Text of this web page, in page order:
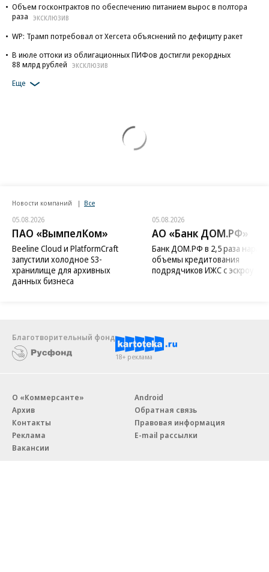
Объем госконтрактов по обеспечению питанием вырос в полтора
раза
ЭКСКЛЮЗИВ
WP: Трамп потребовал от Хегсета объяснений по дефициту ракет
В июле оттоки из облигационных ПИФов достигли рекордных
88 млрд рублей
ЭКСКЛЮЗИВ
Еще
Новости компаний Все
05.08.2026
ПАО «ВымпелКом»
Beeline Cloud и PlatformCraft
запустили холодное S3-
хранилище для архивных
данных бизнеса
05.08.2026
АО «Банк ДОМ.РФ»
Банк ДОМ.РФ в 2,5 раза
объемы кредитования
подрядчиков ИЖС с эскроу
Благотворительный фонд
18+ реклама
О «Коммерсанте»
Архив
Контакты
Реклама
Вакансии
Android
Обратная связь
Правовая информация
E-mail рассылки